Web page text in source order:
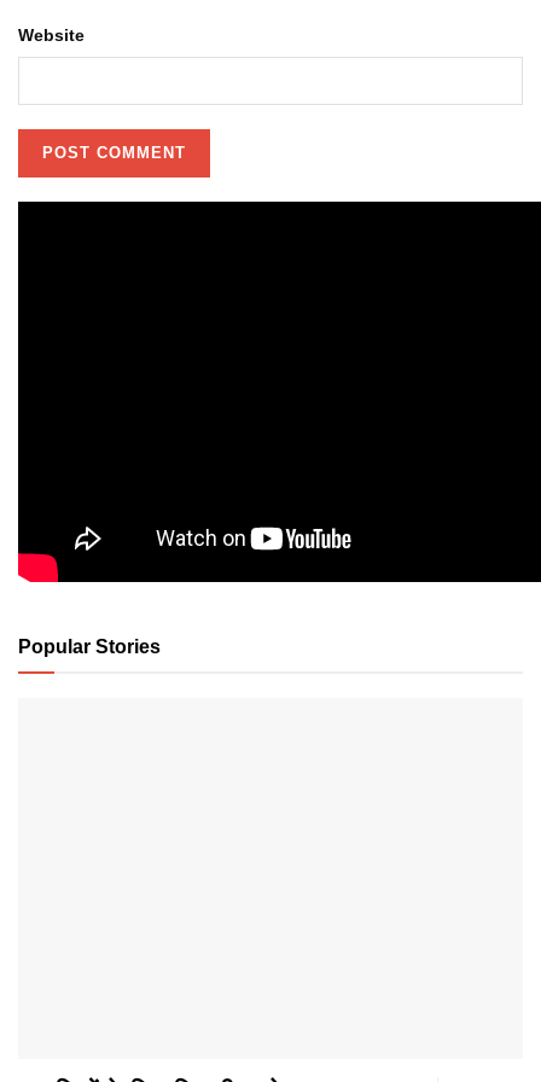
Website
Popular Stories